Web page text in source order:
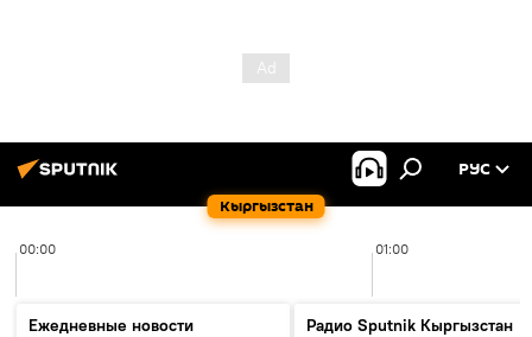
Кыргызстан
РУС
00:00 01:00
Ежедневные новости
Радио Sputnik Кыргызстан